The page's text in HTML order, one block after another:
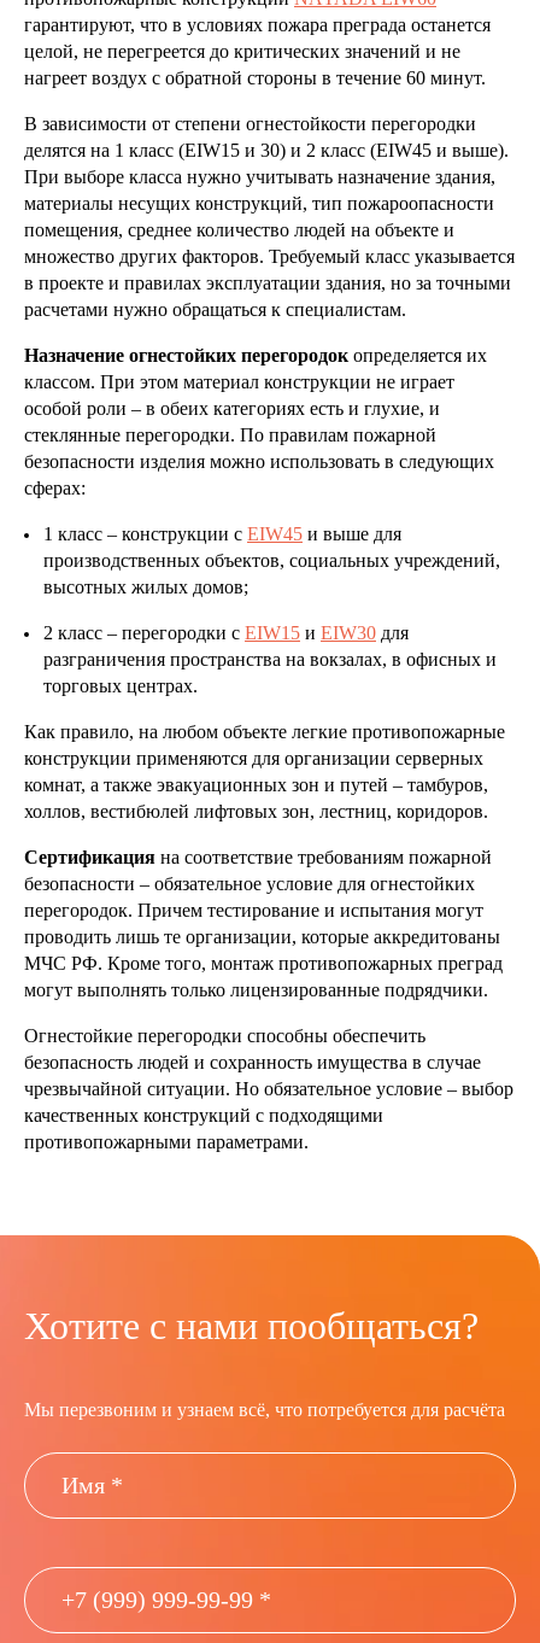
гарантируют, что в условиях пожара преграда останется
целой, не перегреется до критических значений и не
нагреет воздух с обратной стороны в течение 60 минут.
В зависимости от степени огнестойкости перегородки
делятся на 1 класс (EIW15 и 30) и 2 класс (EIW45 и выше).
При выборе класса нужно учитывать назначение здания,
материалы несущих конструкций, тип пожароопасности
помещения, среднее количество людей на объекте и
множество других факторов. Требуемый класс указывается
в проекте и правилах эксплуатации здания, но за точными
расчетами нужно обращаться к специалистам.
Назначение огнестойких перегородок определяется их
классом. При этом материал конструкции не играет
особой роли – в обеих категориях есть и глухие, и
стеклянные перегородки. По правилам пожарной
безопасности изделия можно использовать в следующих
сферах:
1 класс – конструкции с EIW45 и выше для
производственных объектов, социальных учреждений,
высотных жилых домов;
2 класс – перегородки с EIW15 и EIW30 для
разграничения пространства на вокзалах, в офисных и
торговых центрах.
Как правило, на любом объекте легкие противопожарные
конструкции применяются для организации серверных
комнат, а также эвакуационных зон и путей – тамбуров,
холлов, вестибюлей лифтовых зон, лестниц, коридоров.
Сертификация на соответствие требованиям пожарной
безопасности – обязательное условие для огнестойких
перегородок. Причем тестирование и испытания могут
проводить лишь те организации, которые аккредитованы
МЧС РФ. Кроме того, монтаж противопожарных преград
могут выполнять только лицензированные подрядчики.
Огнестойкие перегородки способны обеспечить
безопасность людей и сохранность имущества в случае
чрезвычайной ситуации. Но обязательное условие – выбор
качественных конструкций с подходящими
противопожарными параметрами.
Хотите с нами пообщаться?
Мы перезвоним и узнаем всё, что потребуется для расчёта